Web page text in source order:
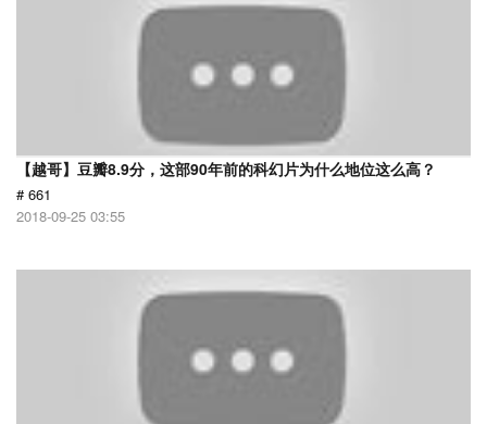
【越哥】豆瓣8.9分，这部90年前的科幻片为什么地位这么高？
# 661
2018-09-25 03:55